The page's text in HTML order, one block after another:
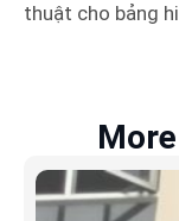
thuật cho bảng